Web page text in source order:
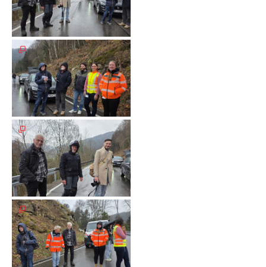
Galerie
2012
Galerie
2011
Galerie
2010
Galerie
2009
Galerie
2008
Galerie
2007
Galerie
2006
Galerie
2005